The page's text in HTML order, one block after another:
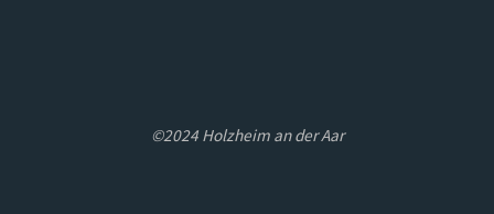
©2024 Holzheim an der Aar